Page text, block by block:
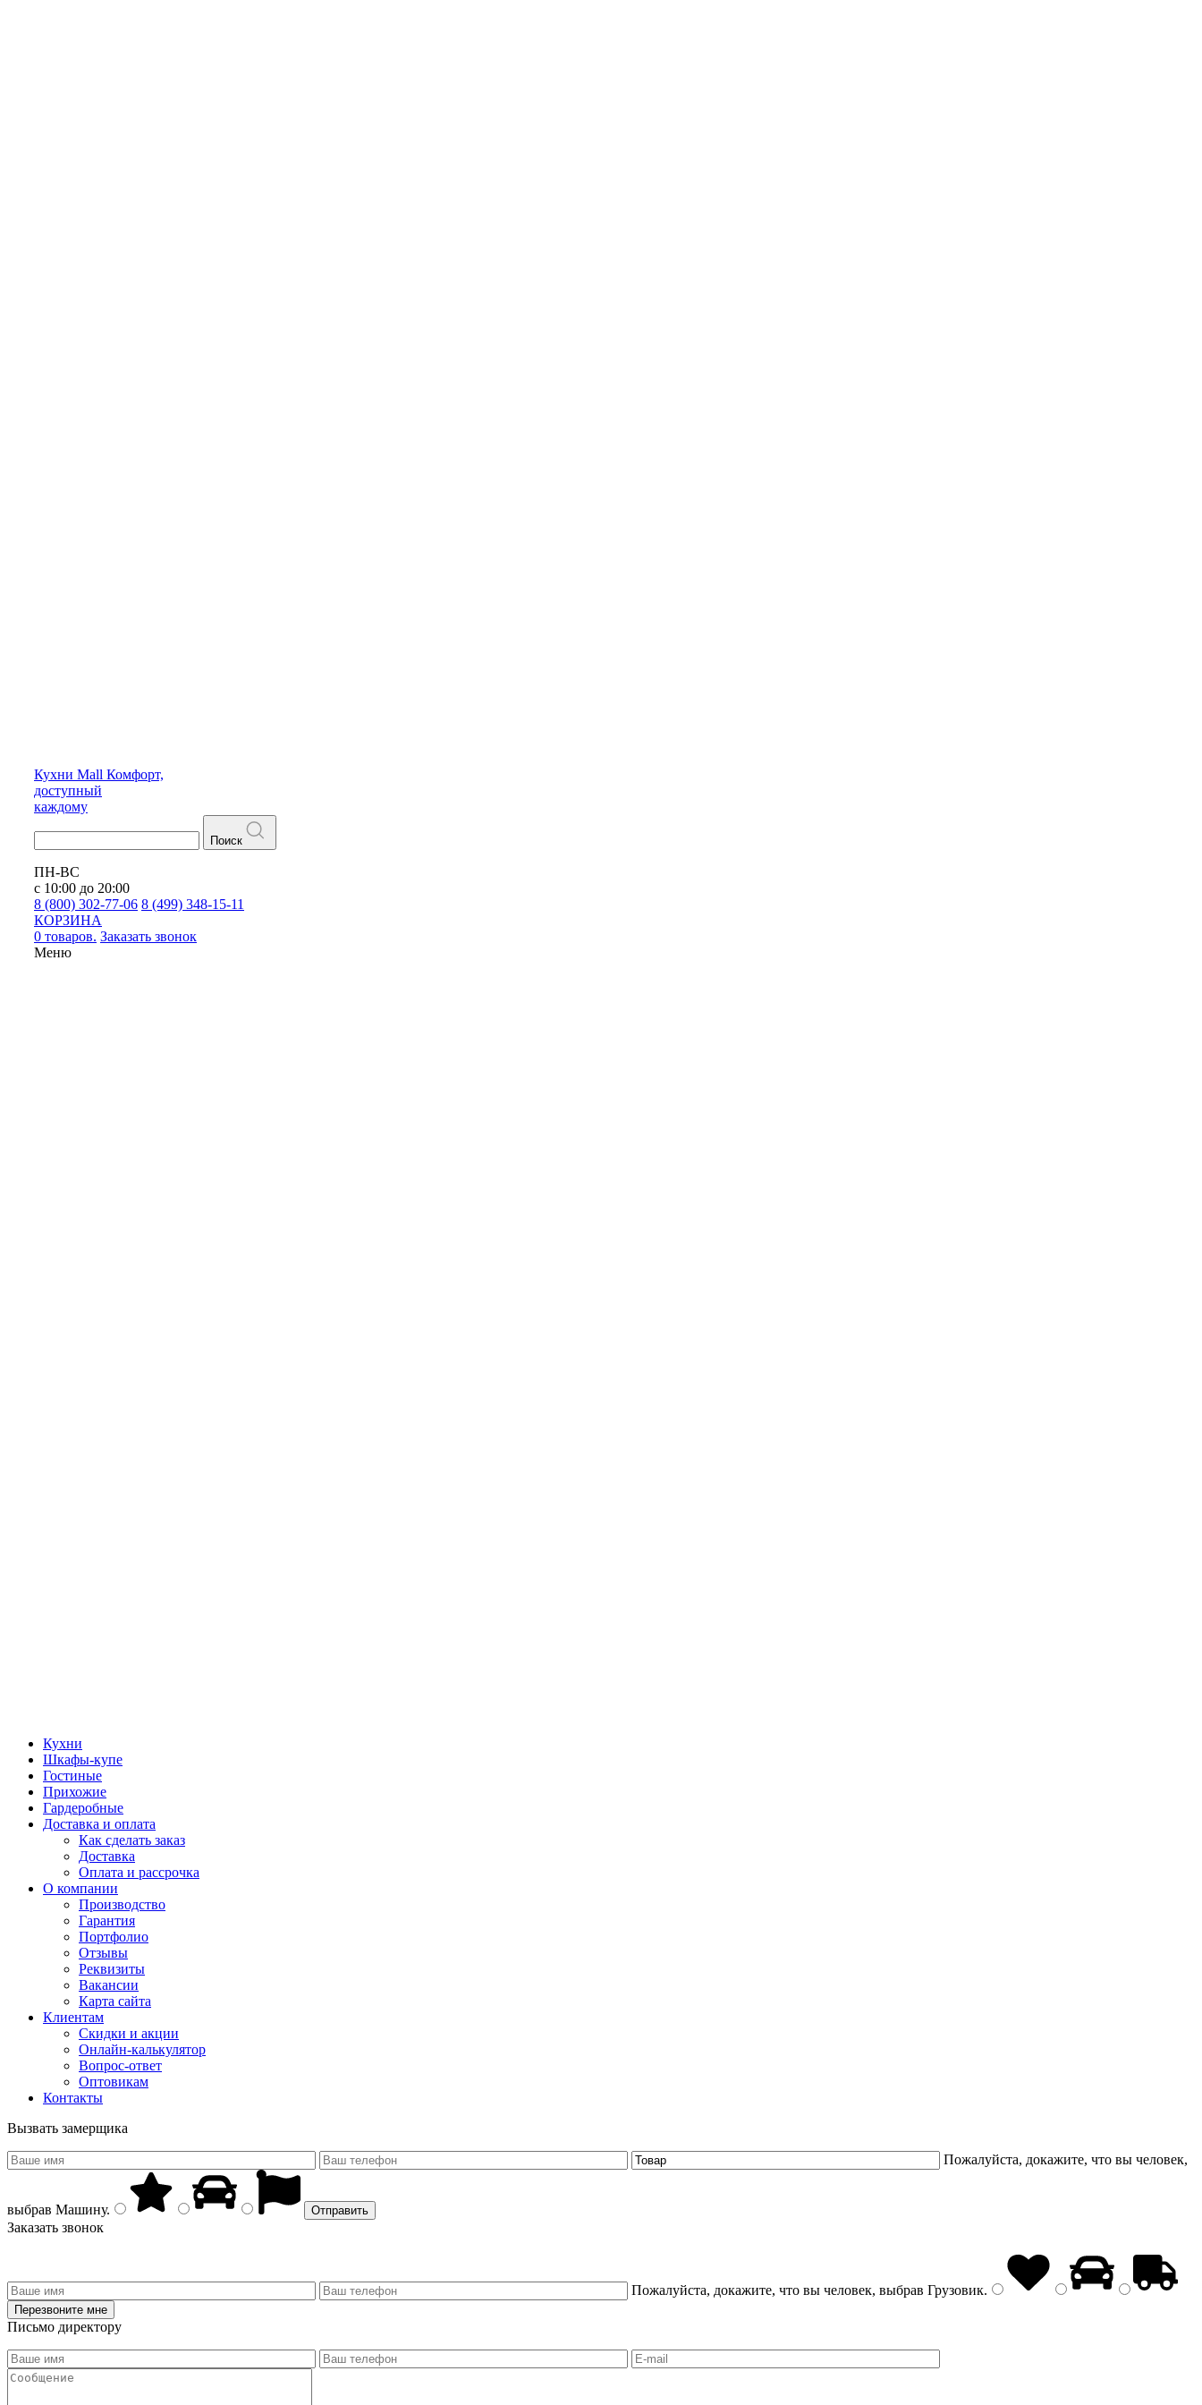
Кухни Mall Комфорт,
доступный
каждому
Поиск
ПН-ВС
с 10:00 до 20:00
8 (800) 302-77-06 8 (499) 348-15-11
КОРЗИНА
0 товаров. Заказать звонок
Меню
Кухни
Шкафы-купе
Гостиные
Прихожие
Гардеробные
Доставка и оплата
Как сделать заказ
Доставка
Оплата и рассрочка
О компании
Производство
Гарантия
Портфолио
Отзывы
Реквизиты
Вакансии
Карта сайта
Клиентам
Скидки и акции
Онлайн-калькулятор
Вопрос-ответ
Оптовикам
Контакты
Вызвать замерщика
Пожалуйста, докажите, что вы человек,
выбрав Машину.
Заказать звонок
Пожалуйста, докажите, что вы человек, выбрав Грузовик.
Письмо директору